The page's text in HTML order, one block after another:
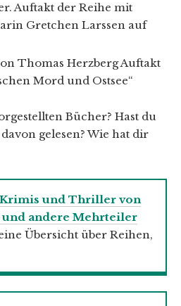
Auftakt der Reihe mit
Gretchen Larssen auf
Thomas Herzberg Auftakt
Mord und Ostsee“
Bücher? Hast du
gelesen? Wie hat dir
und Thriller von
andere Mehrteiler
Übersicht über Reihen,